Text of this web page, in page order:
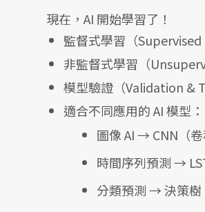
現在，AI 開始學習了！
監督式學習（
非監督式學習（
模型驗證（Validation &
適合不同應用的 AI 模型：
圖像 AI → CNN（卷
時間序列預測 →
分類預測 → 決策樹